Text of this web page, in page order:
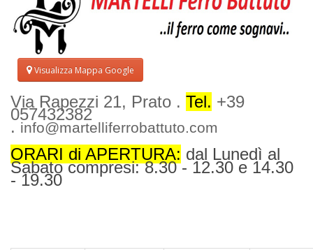
Visualizza Mappa Google
Via Rapezzi 21, Prato . Tel. +39
057432382
. info@martelliferrobattuto.com
ORARI di APERTURA: dal Lunedì al
Sabato compresi: 8.30 - 12.30 e 14.30
- 19.30